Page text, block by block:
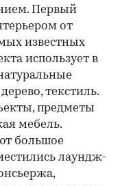
Первый
от
известных
использует в
текстиль.
предметы
мебель.
большое
лаундж-